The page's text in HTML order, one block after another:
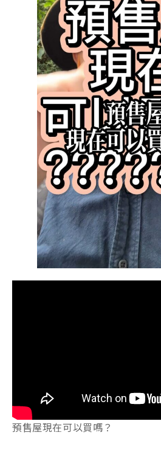
預售屋現在可以買嗎？